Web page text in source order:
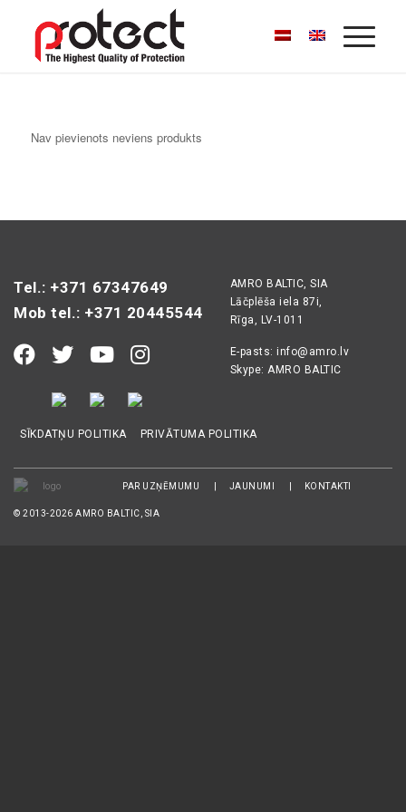
Nav pievienots neviens produkts
Tel.: +371 67347649
Mob tel.: +371 20445544
AMRO BALTIC, SIA
Lāčplēša iela 87i,
Rīga, LV-1011
E-pasts: info@amro.lv
Skype: AMRO BALTIC
SĪKDATŅU POLITIKA PRIVĀTUMA POLITIKA
PAR UZŅĒMUMU JAUNUMI KONTAKTI
© 2013-2026 AMRO BALTIC, SIA